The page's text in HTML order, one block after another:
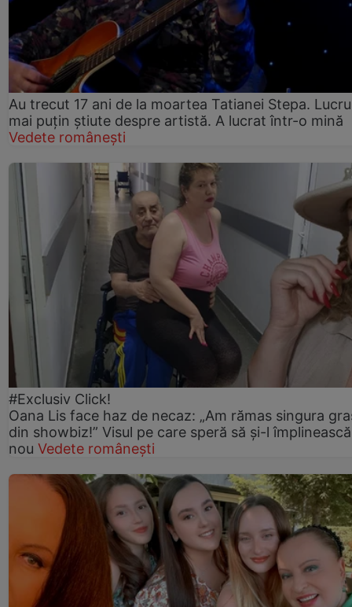
Au trecut 17 ani de la moartea Tatianei Stepa.
mai puțin știute despre artistă. A lucrat într-o mină
Vedete românești
#Exclusiv Click!
Oana Lis face haz de necaz: „Am rămas singura
din showbiz!” Visul pe care speră să și-l
nou Vedete românești